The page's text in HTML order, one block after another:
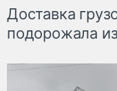
Доставка
подорожала